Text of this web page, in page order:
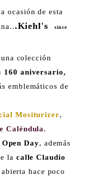
ocasión de esta
.Kiehl's since
colección
160 aniversario,
emblemáticos de
Mositurizer,
Caléndula.
Open Day, además
la calle Claudio
hace poco